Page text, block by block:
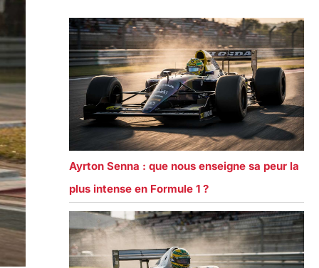
Ayrton Senna : que nous enseigne sa peur la
plus intense en Formule 1 ?